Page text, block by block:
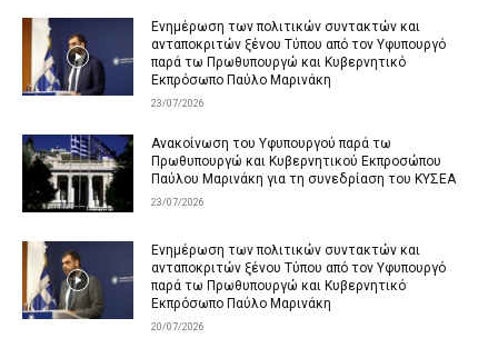
Ενημέρωση των πολιτικών συντακτών και
ανταποκριτών ξένου Τύπου από τον Υφυπουργό
παρά τω Πρωθυπουργώ και Κυβερνητικό
Εκπρόσωπο Παύλο Μαρινάκη
23/07/2026
Ανακοίνωση του Υφυπουργού παρά τω
Πρωθυπουργώ και Κυβερνητικού Εκπροσώπου
Παύλου Μαρινάκη για τη συνεδρίαση του ΚΥΣΕΑ
23/07/2026
Ενημέρωση των πολιτικών συντακτών και
ανταποκριτών ξένου Τύπου από τον Υφυπουργό
παρά τω Πρωθυπουργώ και Κυβερνητικό
Εκπρόσωπο Παύλο Μαρινάκη
20/07/2026